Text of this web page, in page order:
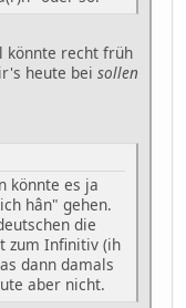
könnte recht früh
heute bei sollen
könnte es ja
hân" gehen.
die
zum Infinitiv (ih
dann damals
aber nicht.